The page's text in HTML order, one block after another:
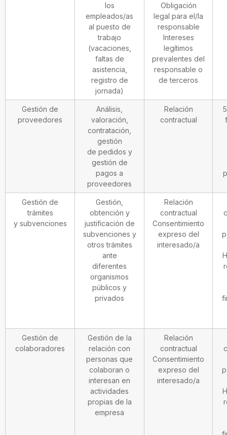
los
empleados/as
al puesto de
trabajo
(vacaciones,
faltas de
asistencia,
registro de
jornada)
Obligación
legal para el/la
responsable
Intereses
legítimos
prevalentes del
responsable o
de terceros
Gestión de
proveedores
Análisis,
valoración,
contratación,
gestión
de pedidos y
gestión de
pagos a
proveedores
Relación
contractual
Gestión de
trámites
y subvenciones
Gestión,
obtención y
justificación de
subvenciones y
otros trámites
ante
diferentes
organismos
públicos y
privados
Relación
contractual
Consentimiento
expreso del
interesado/a
Gestión de
colaboradores
Gestión de la
relación con
personas que
colaboran o
interesan en
actividades
propias de la
empresa
Relación
contractual
Consentimiento
expreso del
interesado/a